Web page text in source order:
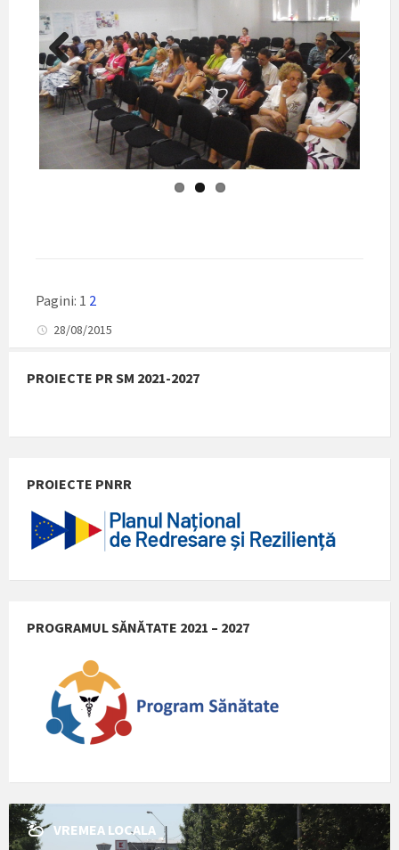
Previ
ous
Next
Pagini: 1 2
28/08/2015
PROIECTE PR SM 2021-2027
PROIECTE PNRR
PROGRAMUL SĂNĂTATE 2021 – 2027
VREMEA LOCALA